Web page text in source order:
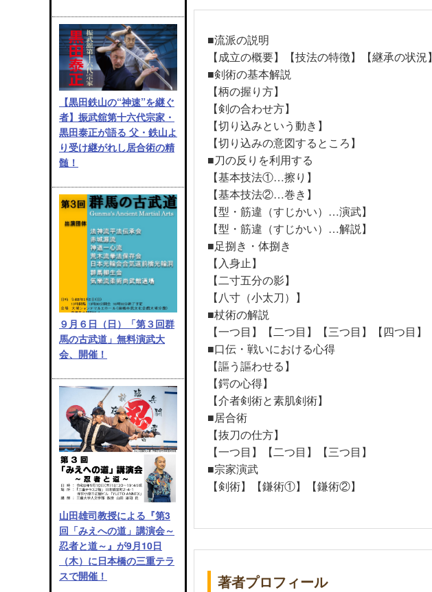
【黒田鉄山の“神速”を継ぐ
者】振武舘第十六代宗家・
黒田泰正が語る 父・鉄山よ
り受け継がれし居合術の精
髄！
９月６日（日）「第３回群
馬の古武道」無料演武大
会、開催！
山田雄司教授による『第3
回「みえへの道」講演会～
忍者と道～』が9月10日
（木）に日本橋の三重テラ
スで開催！
■流派の説明
【成立の概要】【技法の特徴】【継承の状況】
■剣術の基本解説
【柄の握り方】
【剣の合わせ方】
【切り込みという動き】
【切り込みの意図するところ】
■刀の反りを利用する
【基本技法①…擦り】
【基本技法②…巻き】
【型・筋違（すじかい）…演武】
【型・筋違（すじかい）…解説】
■足捌き・体捌き
【入身止】
【二寸五分の影】
【八寸（小太刀）】
■杖術の解説
【一つ目】【二つ目】【三つ目】【四つ目】
■口伝・戦いにおける心得
【謳う謳わせる】
【鍔の心得】
【介者剣術と素肌剣術】
■居合術
【抜刀の仕方】
【一つ目】【二つ目】【三つ目】
■宗家演武
【剣術】【鎌術①】【鎌術②】
著者プロフィール